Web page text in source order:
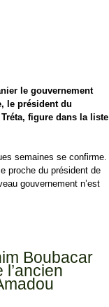
le gouvernement
le président du
figure dans la liste
semaines se confirme.
proche du président de
gouvernement n’est
Boubacar